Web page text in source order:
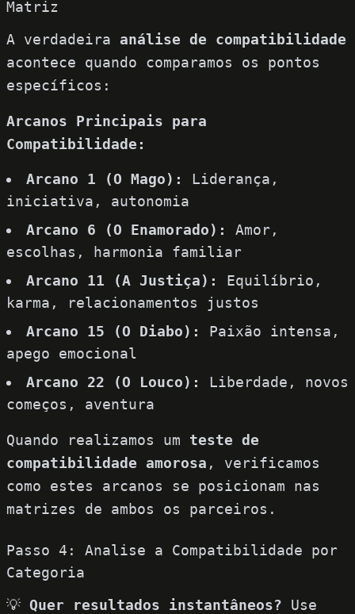
Matriz
A verdadeira análise de compatibilidade
acontece quando comparamos os pontos
específicos:
Arcanos Principais para
Compatibilidade:
Arcano 1 (O Mago):
Liderança,
iniciativa, autonomia
Arcano 6 (O Enamorado):
Amor,
escolhas, harmonia familiar
Arcano 11 (A Justiça):
Equilíbrio,
karma, relacionamentos justos
Arcano 15 (O Diabo):
Paixão intensa,
apego emocional
Arcano 22 (O Louco):
Liberdade, novos
começos, aventura
Quando realizamos um teste de
compatibilidade amorosa , verificamos
como estes arcanos se posicionam nas
matrizes de ambos os parceiros.
Passo 4: Analise a Compatibilidade por
Categoria
💡 Quer resultados instantâneos?
Use